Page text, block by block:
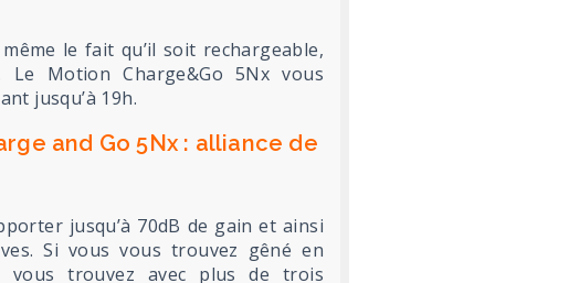
le fait qu’il soit rechargeable,
Motion Charge&Go 5Nx vous
jusqu’à 19h.
and Go 5Nx : alliance de
jusqu’à 70dB de gain et ainsi
Si vous vous trouvez gêné en
trouvez avec plus de trois